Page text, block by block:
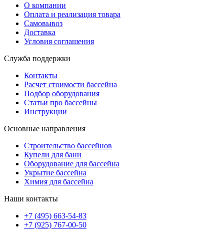
О компании
Оплата и реализация товара
Самовывоз
Доставка
Условия соглашения
Служба поддержки
Контакты
Расчет стоимости бассейна
Подбор оборудования
Статьи про бассейны
Инструкции
Основные направления
Строительство бассейнов
Купели для бани
Оборудование для бассейна
Укрытие бассейна
Химия для бассейна
Наши контакты
+7 (495) 663-54-83
+7 (925) 767-00-50